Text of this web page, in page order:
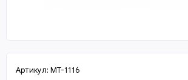
Артикул: MT-1116